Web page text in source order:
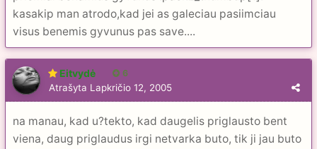
kasakip man atrodo,kad jei as galeciau pasiimciau
visus benemis gyvunus pas save....
Eitvydė 6
Atrašyta Lapkričio 12, 2005
na manau, kad u?tekto, kad daugelis priglausto bent
viena, daug priglaudus irgi netvarka buto, tik ji jau buto